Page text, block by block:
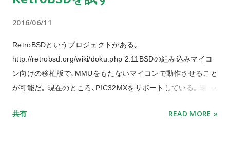
2016/06/11
RetroBSDというプロジェクトがある｡
http://retrobsd.org/wiki/doku.php 2.11BSDの組み込みマイコ
ン向けの移植版で､MMUをもたないマイコンで動作させること
が可能だ｡ 現在のところ､PIC32MXをサポートしている｡ 環境
ることができる｡ カーネルはPIC32MXに焼くHEXファイルと
共有 READ MORE »